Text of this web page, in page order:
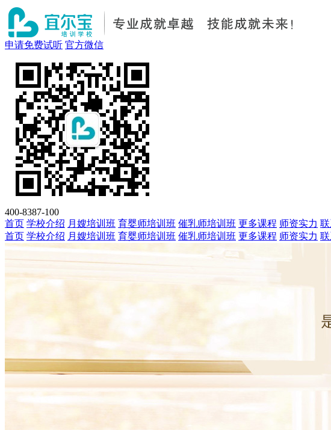
申请免费试听 官方微信
400-8387-100
首页 学校介绍 月嫂培训班 育婴师培训班 催乳师培训班 更多课程 师资实力
首页 学校介绍 月嫂培训班 育婴师培训班 催乳师培训班 更多课程 师资实力